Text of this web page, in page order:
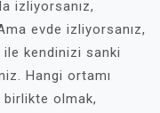
izliyorsanız,
evde izliyorsanız,
kendinizi sanki
Hangi ortamı
birlikte olmak,